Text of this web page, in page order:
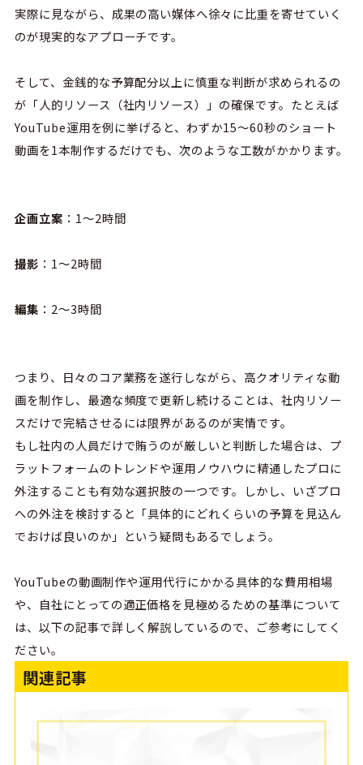
実際に見ながら、成果の高い媒体へ徐々に比重を寄せていく
のが現実的なアプローチです。
そして、金銭的な予算配分以上に慎重な判断が求められるの
が「人的リソース（社内リソース）」の確保です。たとえば
YouTube運用を例に挙げると、わずか15〜60秒のショート
動画を1本制作するだけでも、次のような工数がかかります。
企画立案 ：1〜2時間
撮影 ：1〜2時間
編集 ：2〜3時間
つまり、日々のコア業務を遂行しながら、高クオリティな動
画を制作し、最適な頻度で更新し続けることは、社内リソー
スだけで完結させるには限界があるのが実情です。
もし社内の人員だけで賄うのが厳しいと判断した場合は、プ
ラットフォームのトレンドや運用ノウハウに精通したプロに
外注することも有効な選択肢の一つです。しかし、いざプロ
への外注を検討すると「具体的にどれくらいの予算を見込ん
でおけば良いのか」という疑問もあるでしょう。
YouTubeの動画制作や運用代行にかかる具体的な費用相場
や、自社にとっての適正価格を見極めるための基準について
は、以下の記事で詳しく解説しているので、ご参考にしてく
ださい。
関連記事